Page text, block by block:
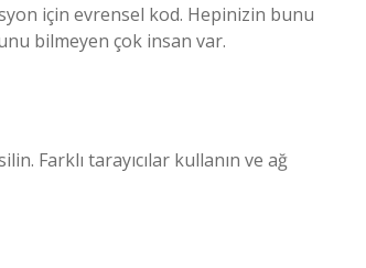
için evrensel kod. Hepinizin bunu
bilmeyen çok insan var.
Farklı tarayıcılar kullanın ve ağ